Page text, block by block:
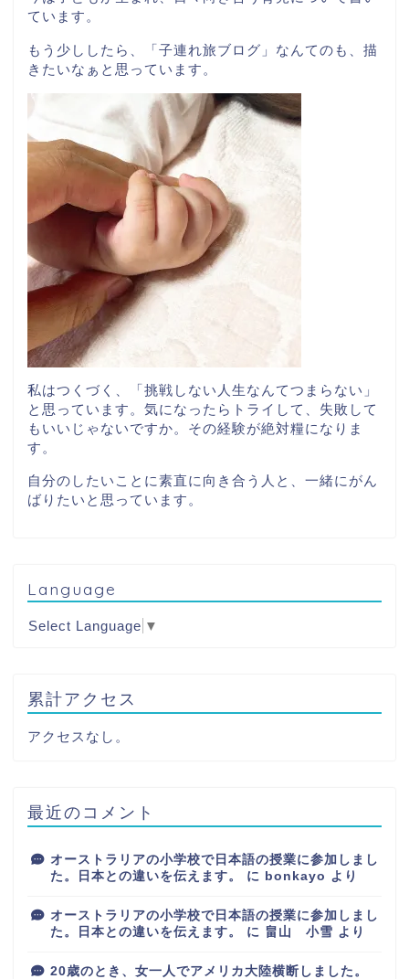
ています。
もう少ししたら、「子連れ旅ブログ」なんてのも、描
きたいなぁと思っています。
私はつくづく、「挑戦しない人生なんてつまらない」
と思っています。気になったらトライして、失敗して
もいいじゃないですか。その経験が絶対糧になりま
す。
自分のしたいことに素直に向き合う人と、一緒にがん
ばりたいと思っています。
Language
Select Language ▼
累計アクセス
アクセスなし。
最近のコメント
オーストラリアの小学校で日本語の授業に参加しまし
た。日本との違いを伝えます。
に bonkayo より
オーストラリアの小学校で日本語の授業に参加しまし
た。日本との違いを伝えます。
に 畠山 小雪 より
20歳のとき、女一人でアメリカ大陸横断しました。